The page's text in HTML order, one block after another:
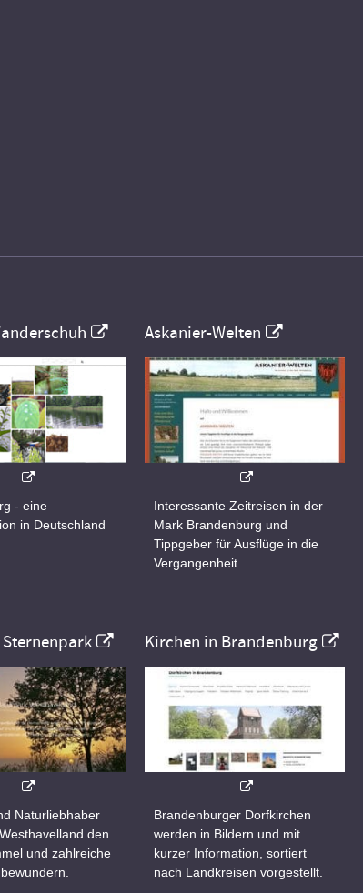
- eine
in Deutschland
Askanier-Welten
Interessante Zeitreisen in der
Mark Brandenburg und
Tippgeber für Ausflüge in die
Vergangenheit
Naturliebhaber
den
und zahlreiche
Kirchen in Brandenburg
Brandenburger Dorfkirchen
werden in Bildern und mit
kurzer Information, sortiert
nach Landkreisen vorgestellt.